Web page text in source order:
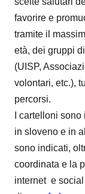
favorire e
tramite il
età, dei gruppi
(UISP,
volontari, etc.),
percorsi.
I cartelloni
in sloveno e in
sono indicati,
coordinata e la
internet e